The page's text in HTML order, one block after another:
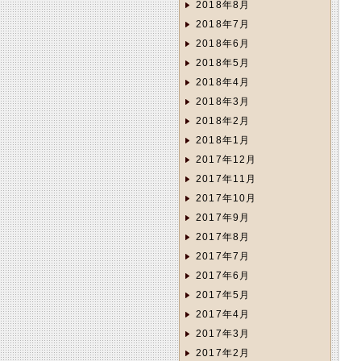
2018年8月
2018年7月
2018年6月
2018年5月
2018年4月
2018年3月
2018年2月
2018年1月
2017年12月
2017年11月
2017年10月
2017年9月
2017年8月
2017年7月
2017年6月
2017年5月
2017年4月
2017年3月
2017年2月